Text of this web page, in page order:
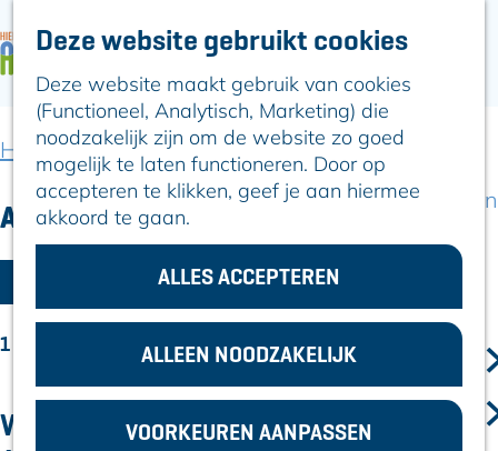
Deze website gebruikt cookies
Deze website maakt gebruik van cookies
(Functioneel, Analytisch, Marketing) die
noodzakelijk zijn om de website zo goed
mogelijk te laten functioneren. Door op
accepteren te klikken, geef je aan hiermee
akkoord te gaan.
ALLES ACCEPTEREN
ALLEEN NOODZAKELIJK
VOORKEUREN AANPASSEN
n
a
r
h
m
a
ARTIKELEN
Hier is Boskoop
Lekker Lokaal
Ontdek het
Erfgoed
Natuurlijk genieten
In en om Alphen
Kleuren van de
toren
VOOR
ONDERNEMERS
Home Artikelen
Artikelen
a
t
o
1 T/M 12 VAN 13 RESULTATEN
WINTER IN AVIFAUNA: EXTRA